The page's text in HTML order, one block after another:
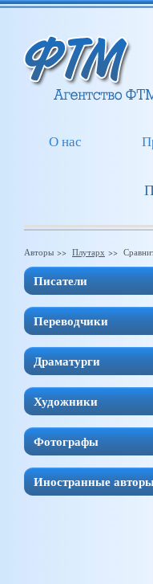
О нас
Авторы >> Плутарх >>
Писатели
Переводчики
Драматурги
Художники
Фотографы
Иностранные